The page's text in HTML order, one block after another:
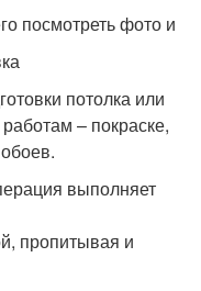
посмотреть фото и
потолка или
– покраске,
выполняет
пропитывая и